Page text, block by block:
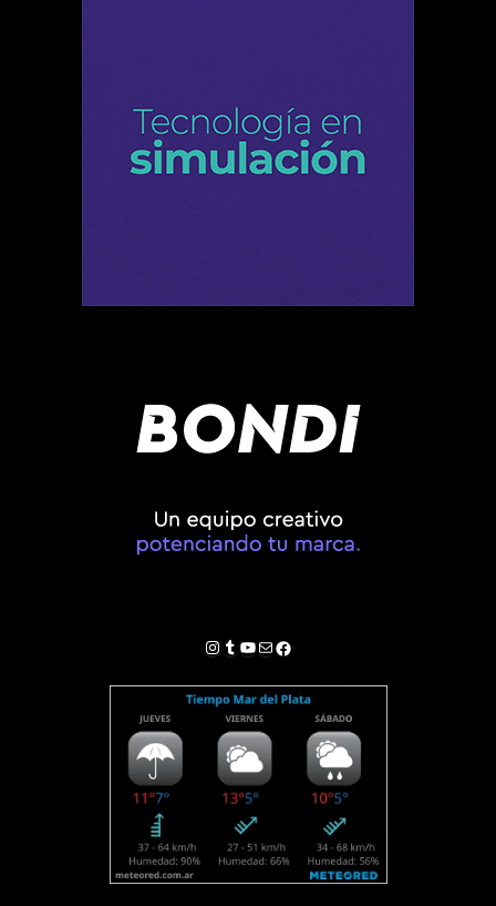
Instagram
Tumblr
YouTube
Correo electrónico
Facebook